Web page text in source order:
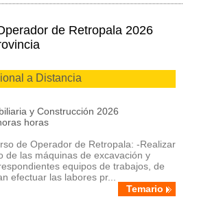
de Retropala 2026
a Distancia
y Construcción 2026
horas
de Operador de Retropala: -Realizar
de las máquinas de excavación y
equipos de trabajos, de
efectuar las labores pr...
Temario